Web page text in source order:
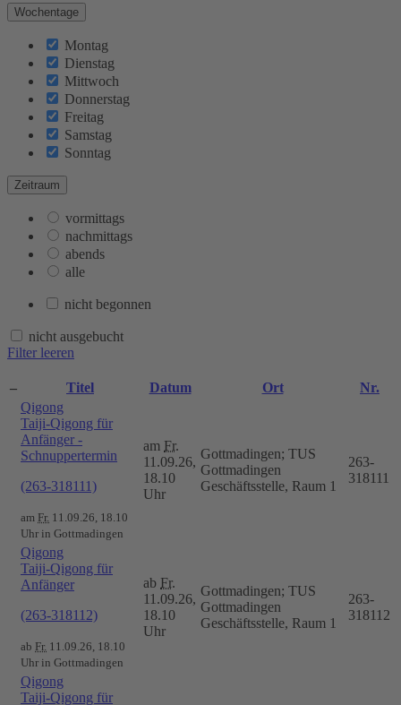
Wochentage
Montag
Dienstag
Mittwoch
Donnerstag
Freitag
Samstag
Sonntag
Zeitraum
vormittags
nachmittags
abends
alle
nicht begonnen
nicht ausgebucht
Filter leeren
– Titel Datum Ort
Nr.
Qigong
Taiji-Qigong für
Anfänger -
Schnuppertermin
(263-318111)
am Fr. 11.09.26, 18.10
Uhr in Gottmadingen
am Fr.
11.09.26,
18.10
Uhr
Gottmadingen; TUS
Gottmadingen
Geschäftsstelle, Raum 1
263-
318111
Qigong
Taiji-Qigong für
Anfänger
(263-318112)
ab Fr. 11.09.26, 18.10
Uhr in Gottmadingen
ab Fr.
11.09.26,
18.10
Uhr
Gottmadingen; TUS
Gottmadingen
Geschäftsstelle, Raum 1
263-
318112
Qigong
Taiji-Qigong für